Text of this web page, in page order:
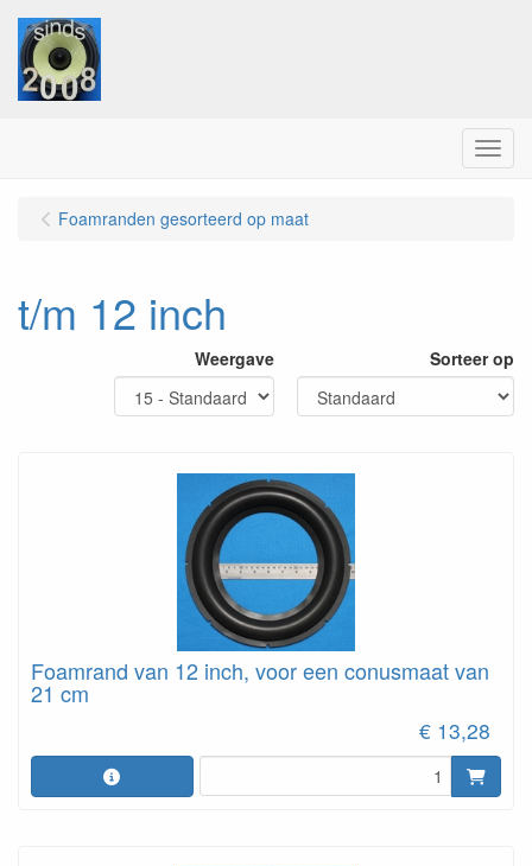
Menu
Foamranden gesorteerd op maat
t/m 12 inch
Weergave Sorteer op
Foamrand van 12 inch, voor een conusmaat van
21 cm
€ 13,28